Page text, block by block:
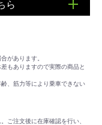
ら
があります。
もありますので実際の商品と
、筋力等により乗車できない
ご注文後に在庫確認を行い、